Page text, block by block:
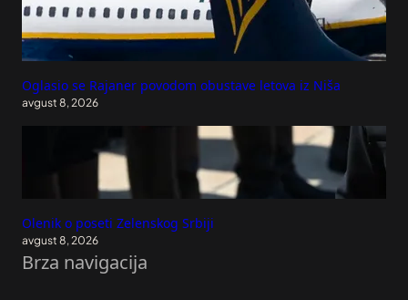
Oglasio se Rajaner povodom obustave letova iz Niša
avgust 8, 2026
Olenik o poseti Zelenskog Srbiji
avgust 8, 2026
Brza navigacija